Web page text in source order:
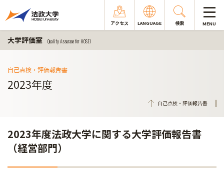
アクセス LANGUAGE 検索 MENU
大学評価室 Quality Assurace for HOSEI
自己点検・評価報告書
2023年度
自己点検・評価報告書
2023年度法政大学に関する大学評価報告書
（経営部門）